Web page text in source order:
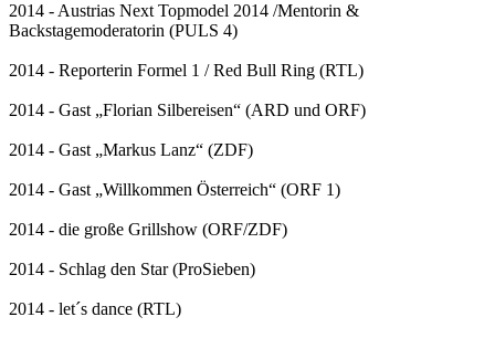
2014 - Austrias Next Topmodel 2014 /Mentorin &
Backstagemoderatorin (PULS 4)
2014 - Reporterin Formel 1 / Red Bull Ring (RTL)
2014 - Gast „Florian Silbereisen“ (ARD und ORF)
2014 - Gast „Markus Lanz“ (ZDF)
2014 - Gast „Willkommen Österreich“ (ORF 1)
2014 - die große Grillshow (ORF/ZDF)
2014 - Schlag den Star (ProSieben)
2014 - let´s dance (RTL)